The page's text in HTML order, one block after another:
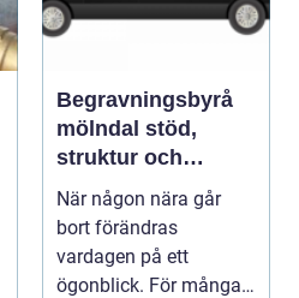
Begravningsbyrå
mölndal stöd,
struktur och
omtanke i en svår
tid
När någon nära går
bort förändras
vardagen på ett
ögonblick. För många i